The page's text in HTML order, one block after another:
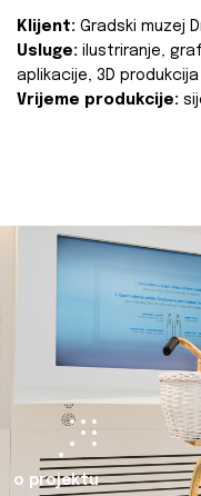
Klijent: Gradski muzej
Usluge: ilustriranje,
aplikacije, 3D produkcija
Vrijeme produkcije:
o projektu